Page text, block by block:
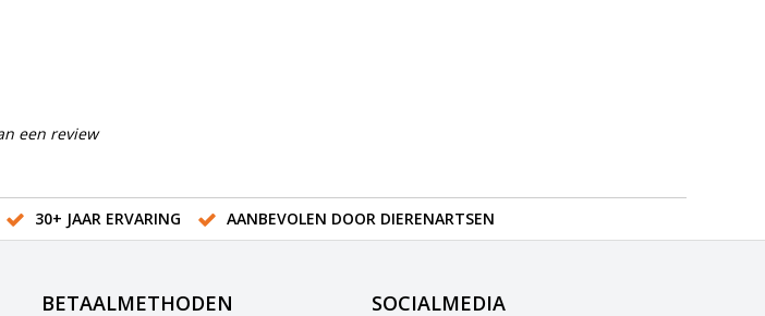
een review
30+ JAAR ERVARING AANBEVOLEN DOOR DIERENARTSEN
BETAALMETHODEN SOCIALMEDIA